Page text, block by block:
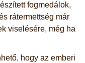
fogmedálok,
rátermettség már
viselésére, még ha
hogy az emberi